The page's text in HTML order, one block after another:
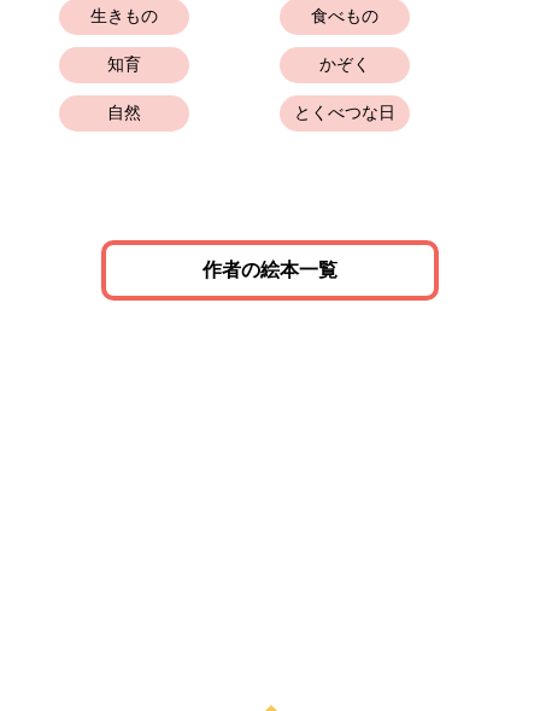
生きもの
知育
自然
食べもの
かぞく
とくべつな日
作者の絵本一覧